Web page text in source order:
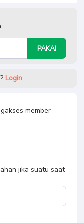
PAKAI
Login
member
jika suatu saat